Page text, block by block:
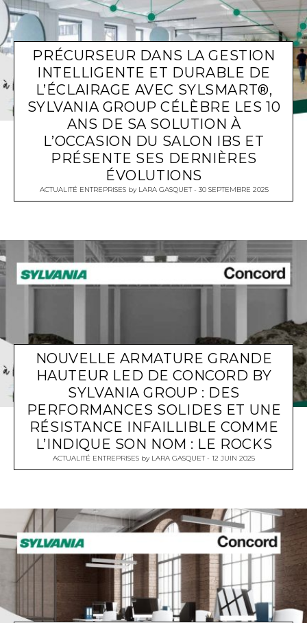
PRÉCURSEUR DANS LA GESTION
INTELLIGENTE ET DURABLE DE
L’ÉCLAIRAGE AVEC SYLSMART®,
SYLVANIA GROUP CÉLÈBRE LES 10
ANS DE SA SOLUTION À
L’OCCASION DU SALON IBS ET
PRÉSENTE SES DERNIÈRES
ÉVOLUTIONS
ACTUALITÉ ENTREPRISESby LARA GASQUET 30 SEPTEMBRE 2025
NOUVELLE ARMATURE GRANDE
HAUTEUR LED DE CONCORD BY
SYLVANIA GROUP : DES
PERFORMANCES SOLIDES ET UNE
RÉSISTANCE INFAILLIBLE COMME
L’INDIQUE SON NOM : LE ROCKS
ACTUALITÉ ENTREPRISES by LARA GASQUET 12 JUIN 2025